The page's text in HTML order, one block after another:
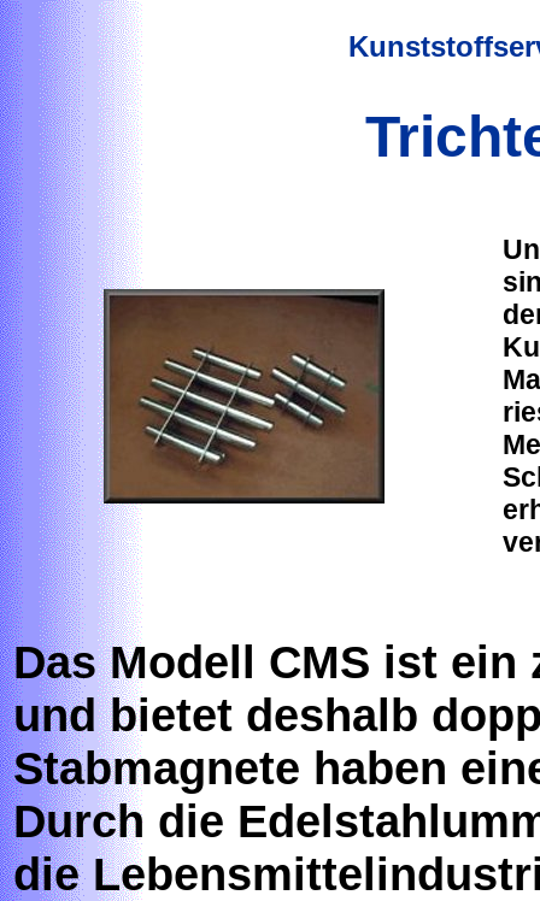
Das Modell CMS ist
und bietet deshalb
Stabmagnete haben
Durch die
die